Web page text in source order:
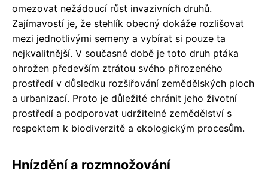
omezovat nežádoucí růst invazivních druhů.
Zajímavostí je, že stehlík obecný dokáže rozlišovat
mezi jednotlivými semeny a vybírat si pouze ta
nejkvalitnější. V současné době je toto druh ptáka
ohrožen především ztrátou svého přirozeného
prostředí v důsledku rozšiřování zemědělských ploch
a urbanizací. Proto je důležité chránit jeho životní
prostředí a podporovat udržitelné zemědělství s
respektem k biodiverzitě a ekologickým procesům.
Hnízdění a rozmnožování